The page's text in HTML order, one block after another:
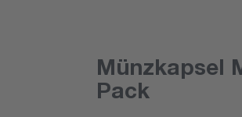
Münzkapsel
Pack